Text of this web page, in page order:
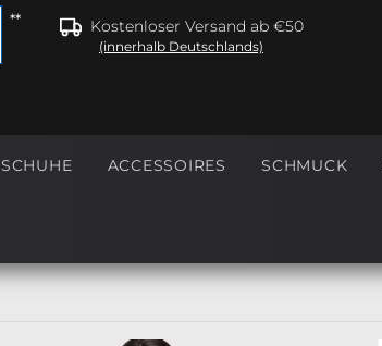
** Kostenloser Versand ab €50
(innerhalb Deutschlands)
SCHUHE ACCESSOIRES SCHMUCK